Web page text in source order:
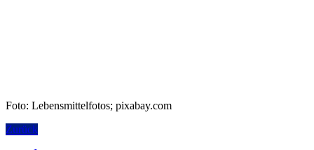
Foto: Lebensmittelfotos; pixabay.com
Zurück